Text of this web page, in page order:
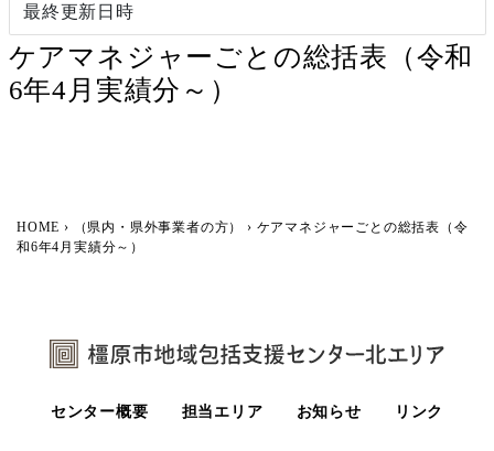
最終更新日時
ケアマネジャーごとの総括表（令和
6年4月実績分～）
HOME › （県内・県外事業者の方） › ケアマネジャーごとの総括表（令
和6年4月実績分～）
センター概要 担当エリア お知らせ リンク